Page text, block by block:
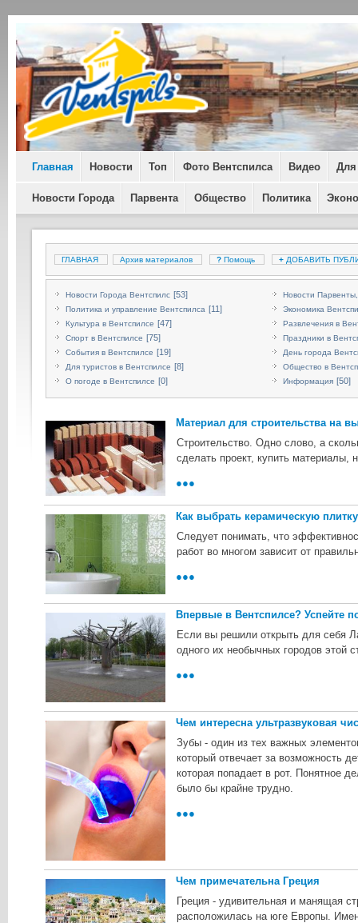
Главная Новости Топ Фото Вентспилса Видео Для
Новости Города Парвента Общество Политика
ГЛАВНАЯ Архив материалов ? Помощь + ДОБАВИТЬ
Новости Города Вентспилс [53]
Новости
Политика и управление Вентспилса [11]
Экономика
Культура в Вентспилсе [47]
Развлечения в
Спорт в Вентспилсе [75]
Праздники в
События в Вентспилсе [19]
День города
Для туристов в Вентспилсе [8]
Общество в
О погоде в Вентспилсе [0] Информация [50]
Материал для строительства на
Строительство. Одно слово, а
сделать проект, купить материалы,
●●●
Как выбрать керамическую
Следует понимать, что
работ во многом зависит от
●●●
Впервые в Вентспилсе? Успейте
Если вы решили открыть для себя
одного их необычных городов этой
●●●
Чем интересна ультразвуковая
Зубы - один из тех важных
который отвечает за возможность
которая попадает в рот. Понятное
было бы крайне трудно.
●●●
Чем примечательна Греция
Греция - удивительная и манящая
расположилась на юге Европы.